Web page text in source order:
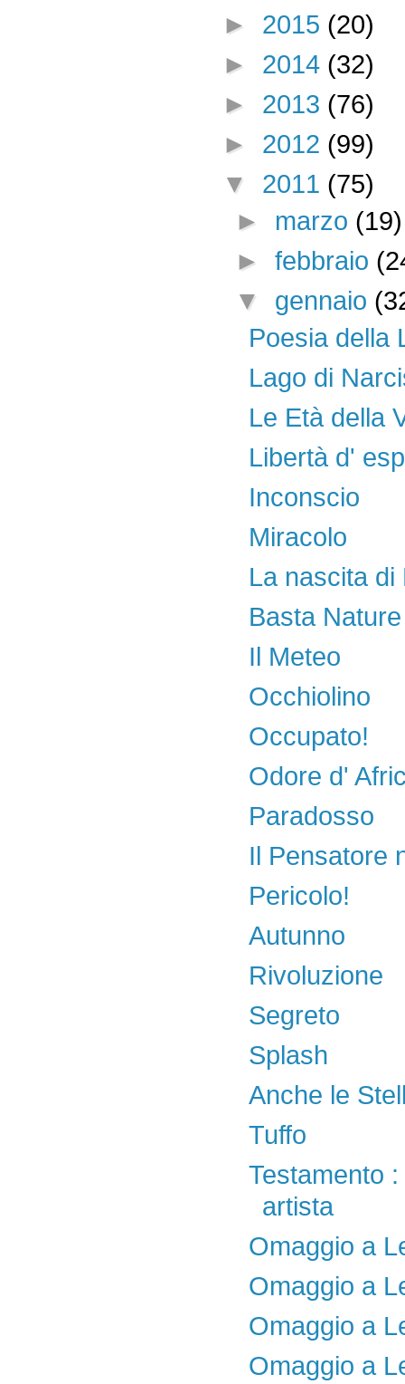
► 2015 (20)
► 2014 (32)
► 2013 (76)
► 2012 (99)
▼ 2011 (75)
► marzo (19)
►febbraio
▼ gennaio
Poesia della
Lago di
Le Età della
Libertà d'
Inconscio
Miracolo
La nascita di
Basta
Il Meteo
Occhiolino
Occupato!
Odore d'
Paradosso
Il Pensatore
Pericolo!
Autunno
Rivoluzione
Segreto
Splash
Anche le
Tuffo
Testamento
artista
Omaggio a
Omaggio a
Omaggio a
Omaggio a